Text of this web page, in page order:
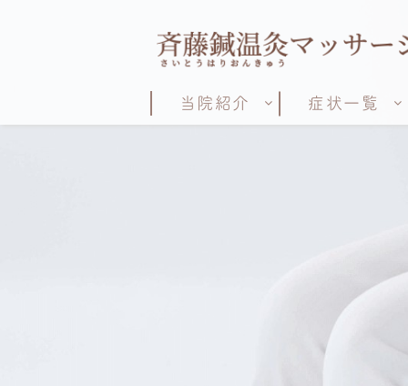
当院紹介 症状一覧